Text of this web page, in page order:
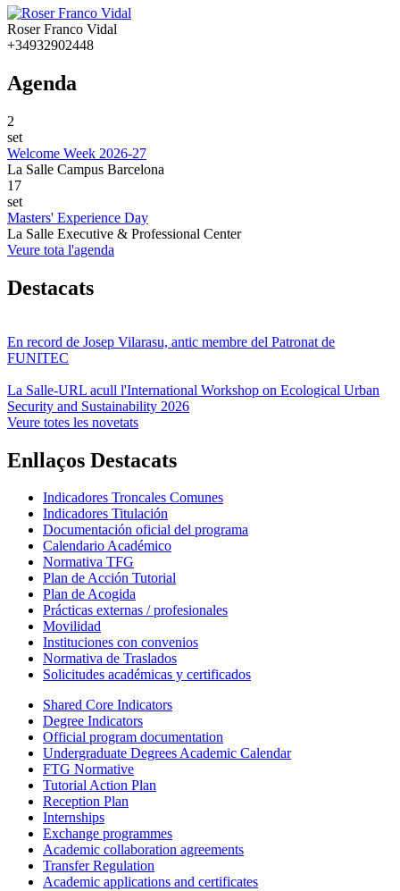
Roser Franco Vidal
+34932902448
Agenda
2
set
Welcome Week 2026-27
La Salle Campus Barcelona
17
set
Masters' Experience Day
La Salle Executive & Professional Center
Veure tota l'agenda
Destacats
En record de Josep Vilarasu, antic membre del Patronat de
FUNITEC
La Salle-URL acull l'International Workshop on Ecological Urban
Security and Sustainability 2026
Veure totes les novetats
Enllaços Destacats
Indicadores Troncales Comunes
Indicadores Titulación
Documentación oficial del programa
Calendario Académico
Normativa TFG
Plan de Acción Tutorial
Plan de Acogida
Prácticas externas / profesionales
Movilidad
Instituciones con convenios
Normativa de Traslados
Solicitudes académicas y certificados
Shared Core Indicators
Degree Indicators
Official program documentation
Undergraduate Degrees Academic Calendar
FTG Normative
Tutorial Action Plan
Reception Plan
Internships
Exchange programmes
Academic collaboration agreements
Transfer Regulation
Academic applications and certificates